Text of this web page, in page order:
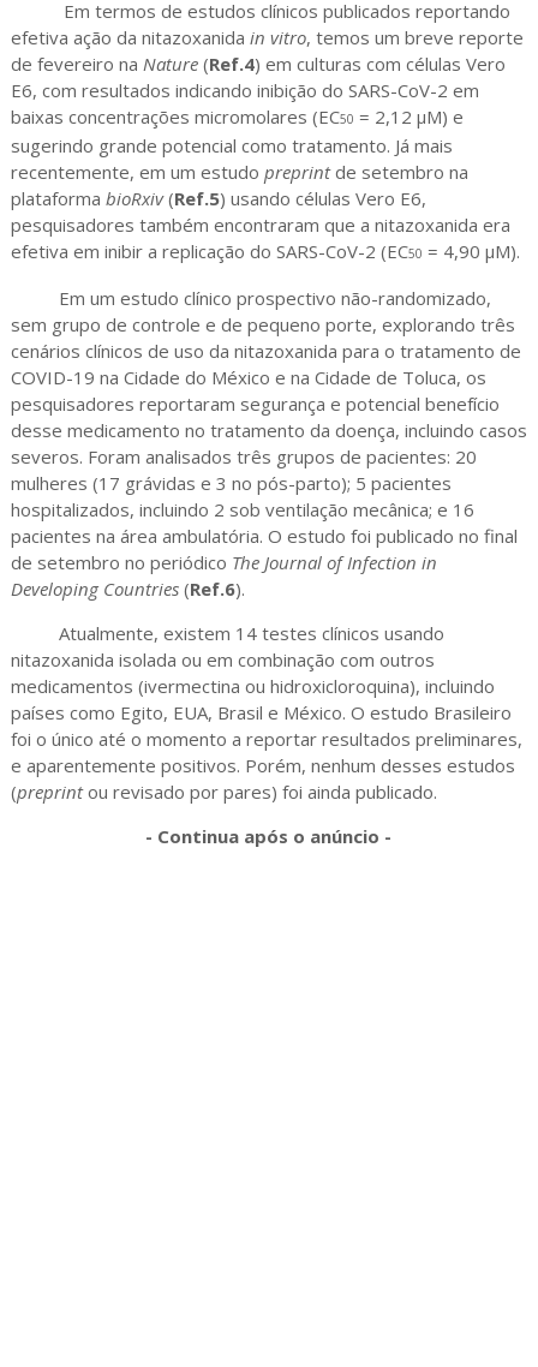
Em termos de estudos clínicos publicados reportando
efetiva ação da nitazoxanida in vitro, temos um breve reporte
de fevereiro na Nature(Ref.4) em culturas com células Vero
E6, com resultados indicando inibição do SARS-CoV-2 em
baixas concentrações micromolares (EC50 = 2,12 μM) e
sugerindo grande potencial como tratamento. Já mais
recentemente, em um estudo preprintde setembro na
plataforma bioRxiv(Ref.5) usando células Vero E6,
pesquisadores também encontraram que a nitazoxanida era
efetiva em inibir a replicação do SARS-CoV-2 (EC50 = 4,90 μM).
Em um estudo clínico prospectivo não-randomizado,
sem grupo de controle e de pequeno porte, explorando três
cenários clínicos de uso da nitazoxanida para o tratamento de
COVID-19 na Cidade do México e na Cidade de Toluca, os
pesquisadores reportaram segurança e potencial benefício
desse medicamento no tratamento da doença, incluindo casos
severos. Foram analisados três grupos de pacientes: 20
mulheres (17 grávidas e 3 no pós-parto); 5 pacientes
hospitalizados, incluindo 2 sob ventilação mecânica; e 16
pacientes na área ambulatória. O estudo foi publicado no final
de setembro no periódico The Journal of Infection in
Developing Countries(Ref.6).
Atualmente, existem 14 testes clínicos usando
nitazoxanida isolada ou em combinação com outros
medicamentos (ivermectina ou hidroxicloroquina), incluindo
países como Egito, EUA, Brasil e México. O estudo Brasileiro
foi o único até o momento a reportar resultados preliminares,
e aparentemente positivos. Porém, nenhum desses estudos
(preprintou revisado por pares) foi ainda publicado.
- Continua após o anúncio -